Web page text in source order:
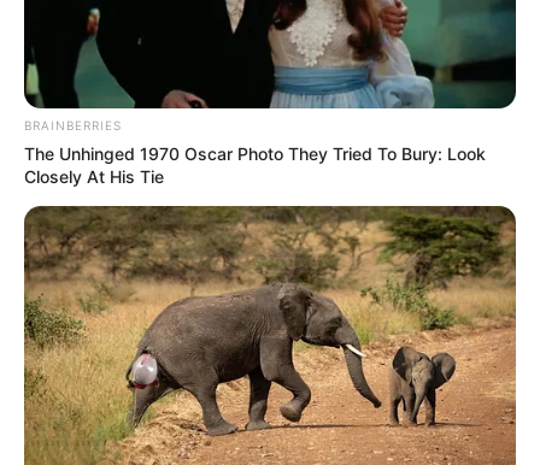
BRAINBERRIES
The Unhinged 1970 Oscar Photo They Tried To Bury: Look
Closely At His Tie